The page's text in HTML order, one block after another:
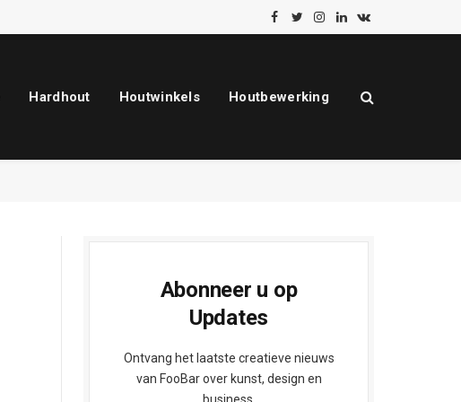
Facebook
TwitterInstagram
LinkedInVKontakte
Hardhout Houtwinkels Houtbewerking
Abonneer u op
Updates
Ontvang het laatste creatieve nieuws
van FooBar over kunst, design en